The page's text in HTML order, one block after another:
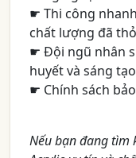
☛ Thi công
chất lượng đã
☛ Đội ngũ nhân
huyết và sáng tạo
☛ Chính sách
Nếu bạn đang tìm